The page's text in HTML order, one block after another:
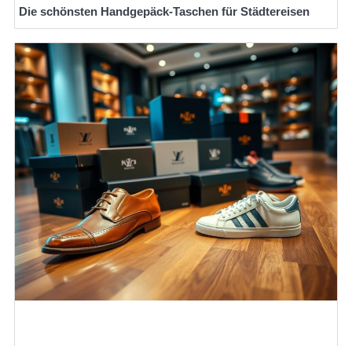
Die schönsten Handgepäck-Taschen für Städtereisen